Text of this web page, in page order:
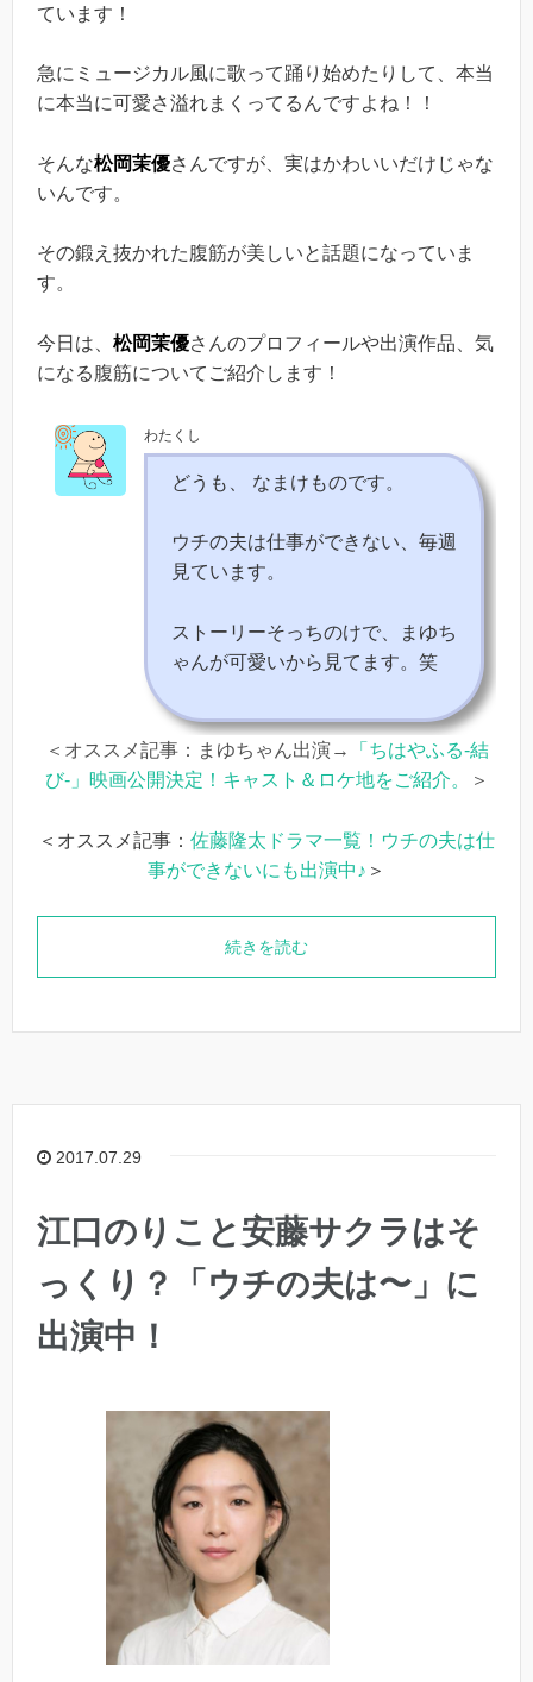
ています！
急にミュージカル風に歌って踊り始めたりして、本当
に本当に可愛さ溢れまくってるんですよね！！
そんな松岡茉優さんですが、実はかわいいだけじゃな
いんです。
その鍛え抜かれた腹筋が美しいと話題になっていま
す。
今日は、 松岡茉優さんのプロフィールや出演作品、気
になる腹筋についてご紹介します！
わたくし
どうも、 なまけものです。
ウチの夫は仕事ができない、毎週
見ています。
ストーリーそっちのけで、まゆち
ゃんが可愛いから見てます。笑
＜オススメ記事：まゆちゃん出演→
「ちはやふる-結
び-」映画公開決定！キャスト＆ロケ地をご紹介。
＞
＜オススメ記事： 佐藤隆太ドラマ一覧！ウチの夫は仕
事ができないにも出演中♪ ＞
続きを読む
2017.07.29
江口のりこと安藤サクラはそ
っくり？「ウチの夫は〜」に
出演中！